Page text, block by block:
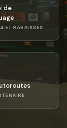
de
ET RABAISSÉS